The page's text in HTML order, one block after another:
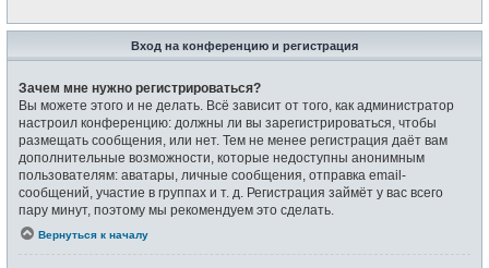
Вход на конференцию и регистрация
Зачем мне нужно регистрироваться?
Вы можете этого и не делать. Всё зависит от того, как администратор
настроил конференцию: должны ли вы зарегистрироваться, чтобы
размещать сообщения, или нет. Тем не менее регистрация даёт вам
дополнительные возможности, которые недоступны анонимным
пользователям: аватары, личные сообщения, отправка email-
сообщений, участие в группах и т. д. Регистрация займёт у вас всего
пару минут, поэтому мы рекомендуем это сделать.
Вернуться к началу